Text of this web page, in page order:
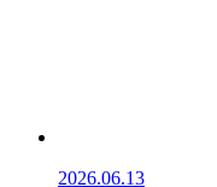
2026.06.13